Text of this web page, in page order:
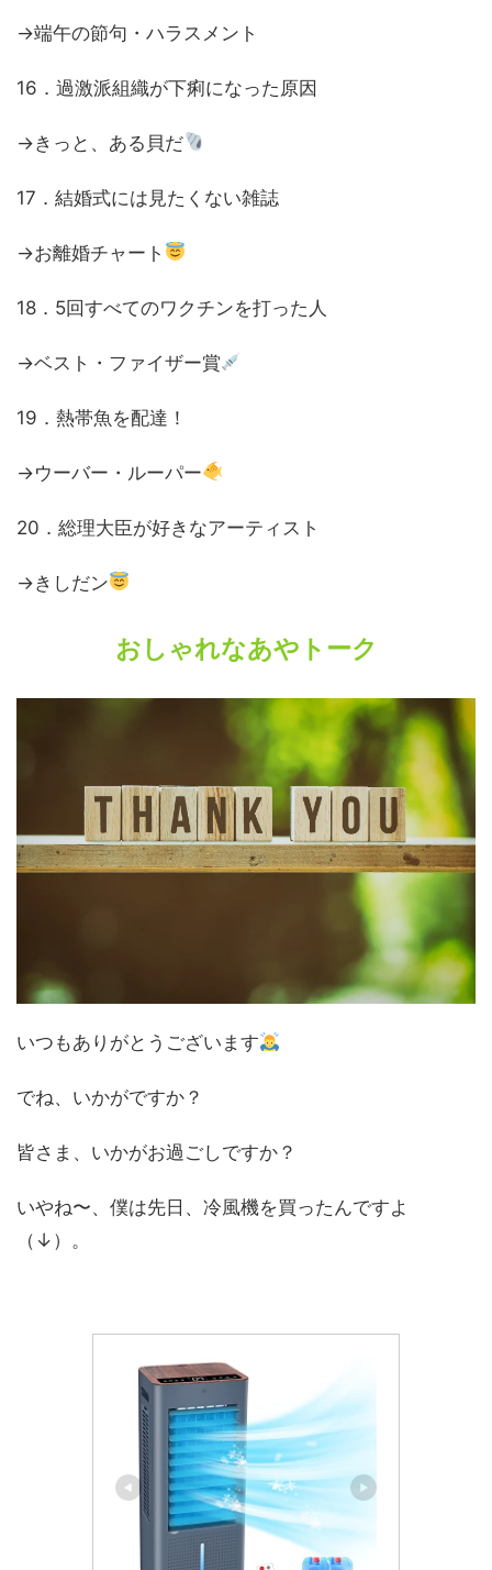
→端午の節句・ハラスメント
16．過激派組織が下痢になった原因
→きっと、ある貝だ
17．結婚式には見たくない雑誌
→お離婚チャート
18．5回すべてのワクチンを打った人
→ベスト・ファイザー賞
19．熱帯魚を配達！
→ウーバー・ルーパー
20．総理大臣が好きなアーティスト
→きしだン
おしゃれなあやトーク
いつもありがとうございます
でね、いかがですか？
皆さま、いかがお過ごしですか？
いやね〜、僕は先日、冷風機を買ったんですよ
（↓）。